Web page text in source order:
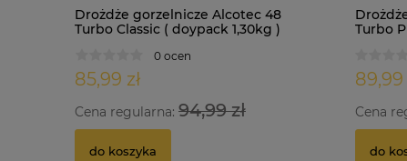
Drożdże gorzelnicze Alcotec 48
Turbo Classic ( doypack 1,30kg )
0 ocen
85,99 zł
Cena regularna: 94,99 zł
do koszyka
Turbo
89,99
Cena
do